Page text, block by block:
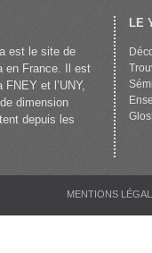
est le site de
en France. Il est
et l’UNY,
dimension
depuis les
LE
MENTIONS